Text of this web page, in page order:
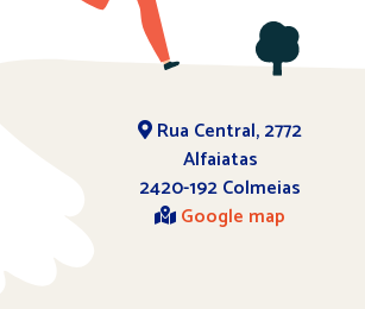
Rua Central, 2772
Alfaiatas
2420-192 Colmeias
Google map